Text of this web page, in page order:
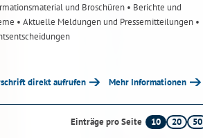
und Broschüren • Berichte und
• Aktuelle Meldungen und Pressemitteilungen •
direkt aufrufen Mehr Informationen
Einträge pro Seite 10 20 50